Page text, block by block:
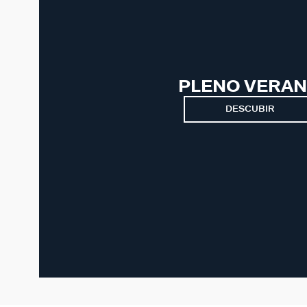
PLENO
DESCUBIR